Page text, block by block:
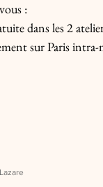
:
dans les 2
sur Paris intra-